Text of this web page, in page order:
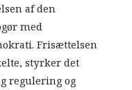
af den
med
Frisættelsen
styrker det
regulering og